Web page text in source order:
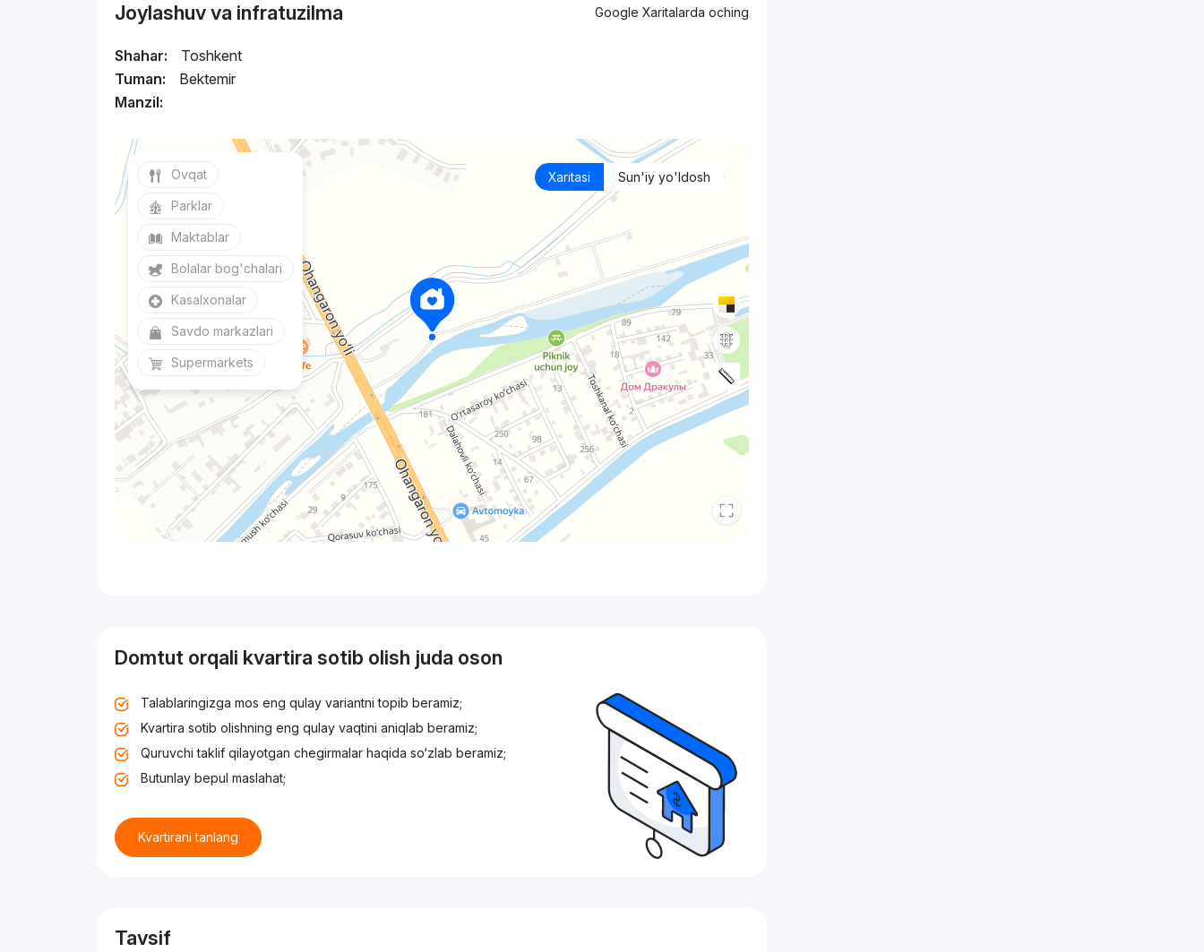
Joylashuv va infratuzilma Google Xaritalarda oching
Shahar:
Toshkent
Tuman:
Bektemir
Manzil:
Xaritasi Sun'iy yo'ldosh
Ovqat
Parklar
Maktablar
Bolalar bog'chalari
Kasalxonalar
Savdo markazlari
Supermarkets
Domtut orqali kvartira sotib olish juda oson
Talablaringizga mos eng qulay variantni topib beramiz;
Kvartira sotib olishning eng qulay vaqtini aniqlab beramiz;
Quruvchi taklif qilayotgan chegirmalar haqida so‘zlab beramiz;
Butunlay bepul maslahat;
Kvartirani tanlang
Tavsif